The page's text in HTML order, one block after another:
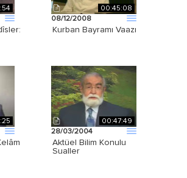
00:45:08
08/12/2008
Kurban Bayramı Vaazı
00:47:49
28/03/2004
Aktüel Bilim Konulu
Sualler